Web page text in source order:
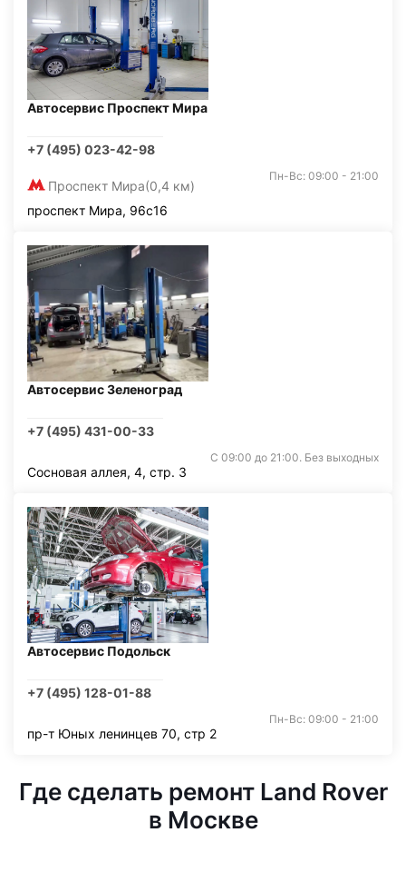
Автосервис Проспект Мира
+7 (495) 023-42-98
Проспект Мира(0,4 км)
Пн-Вс: 09:00 - 21:00
проспект Мира, 96с16
Автосервис Зеленоград
+7 (495) 431-00-33
С 09:00 до 21:00. Без выходных
Сосновая аллея, 4, стр. 3
Автосервис Подольск
+7 (495) 128-01-88
Пн-Вс: 09:00 - 21:00
пр-т Юных ленинцев 70, стр 2
Где сделать ремонт Land Rover
в Москве